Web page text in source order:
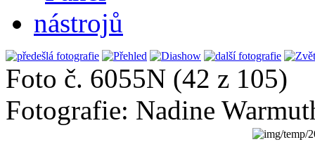
Foto č. 6055N (42 z 105)
Fotografie: Nadine